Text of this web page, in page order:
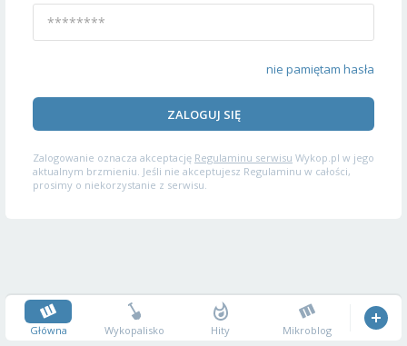
nie pamiętam hasła
ZALOGUJ SIĘ
Zalogowanie oznacza akceptację Regulaminu serwisu Wykop.pl w jego
aktualnym brzmieniu. Jeśli nie akceptujesz Regulaminu w całości,
prosimy o niekorzystanie z serwisu.
Główna Wykopalisko Hity Mikroblog